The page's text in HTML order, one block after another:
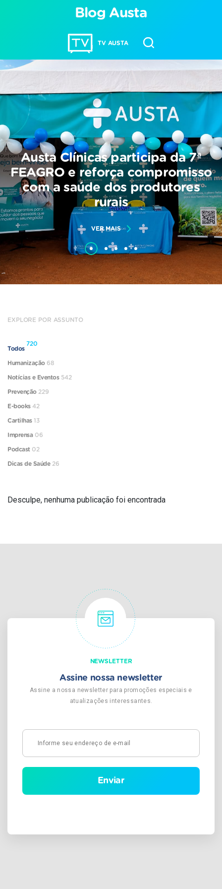
TV AUSTA
Blog Austa
Austa Clínicas participa da 7ª
FEAGRO e reforça compromisso
com a saúde dos produtores
rurais
VER MAIS
Desculpe, nenhuma publicação foi encontrada
EXPLORE POR ASSUNTO
Todos
720
Humanização 68
Notícias e Eventos 542
Prevenção 229
E-books 42
Cartilhas13
Imprensa 06
Podcast 02
Dicas de Saúde 26
NEWSLETTER
Assine nossa newsletter
Assine a nossa newsletter para promoções especiais e
atualizações interessantes.